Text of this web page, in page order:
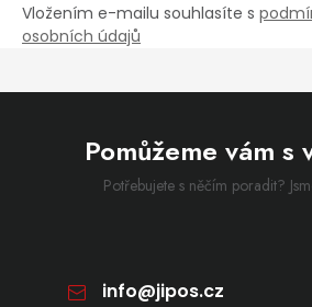
Vložením e-mailu souhlasíte s
osobních údajů
Pomůžeme vám s
Potřebujete s něčím poradit?
info@jipos.cz